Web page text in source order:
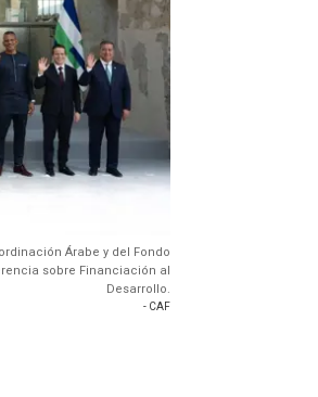
Árabe y del Fondo
sobre Financiación al
Desarrollo.
- CAF